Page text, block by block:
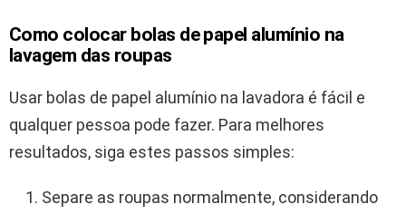
Como colocar bolas de papel alumínio na
lavagem das roupas
Usar bolas de papel alumínio na lavadora é fácil e
qualquer pessoa pode fazer. Para melhores
resultados, siga estes passos simples:
Separe as roupas normalmente, considerando